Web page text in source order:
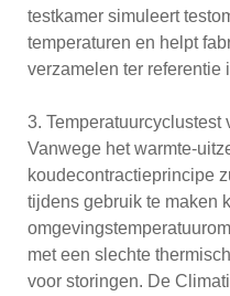
testkamer simuleert
temperaturen en helpt
verzamelen ter referentie
3. Temperatuurcyclustest
Vanwege het warmte-
koudecontractieprincipe
tijdens gebruik te maken
met een slechte
voor storingen. De